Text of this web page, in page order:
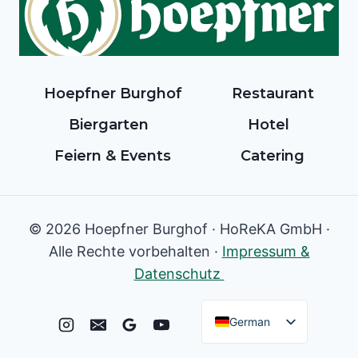
Hoepfner Burghof
Restaurant
Biergarten
Hotel
Feiern & Events
Catering
© 2026 Hoepfner Burghof · HoReKA GmbH ·
Alle Rechte vorbehalten · Impressum &
Datenschutz
German